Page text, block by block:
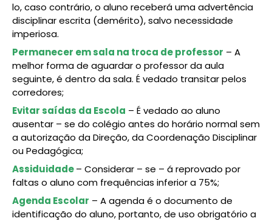
lo, caso contrário, o aluno receberá uma advertência
disciplinar escrita (demérito), salvo necessidade
imperiosa.
Permanecer em sala na troca de professor – A
melhor forma de aguardar o professor da aula
seguinte, é dentro da sala. É vedado transitar pelos
corredores;
Evitar saídas da Escola – É vedado ao aluno
ausentar – se do colégio antes do horário normal sem
a autorização da Direção, da Coordenação Disciplinar
ou Pedagógica;
Assiduidade– Considerar – se – á reprovado por
faltas o aluno com frequências inferior a 75%;
Agenda Escolar – A agenda é o documento de
identificação do aluno, portanto, de uso obrigatório a